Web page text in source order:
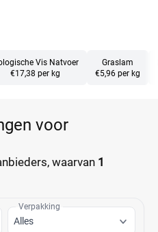
Vis Natvoer
€17,38 per kg
Graslam
€5,96 per kg
voor
waarvan 1
Verpakking
Alles